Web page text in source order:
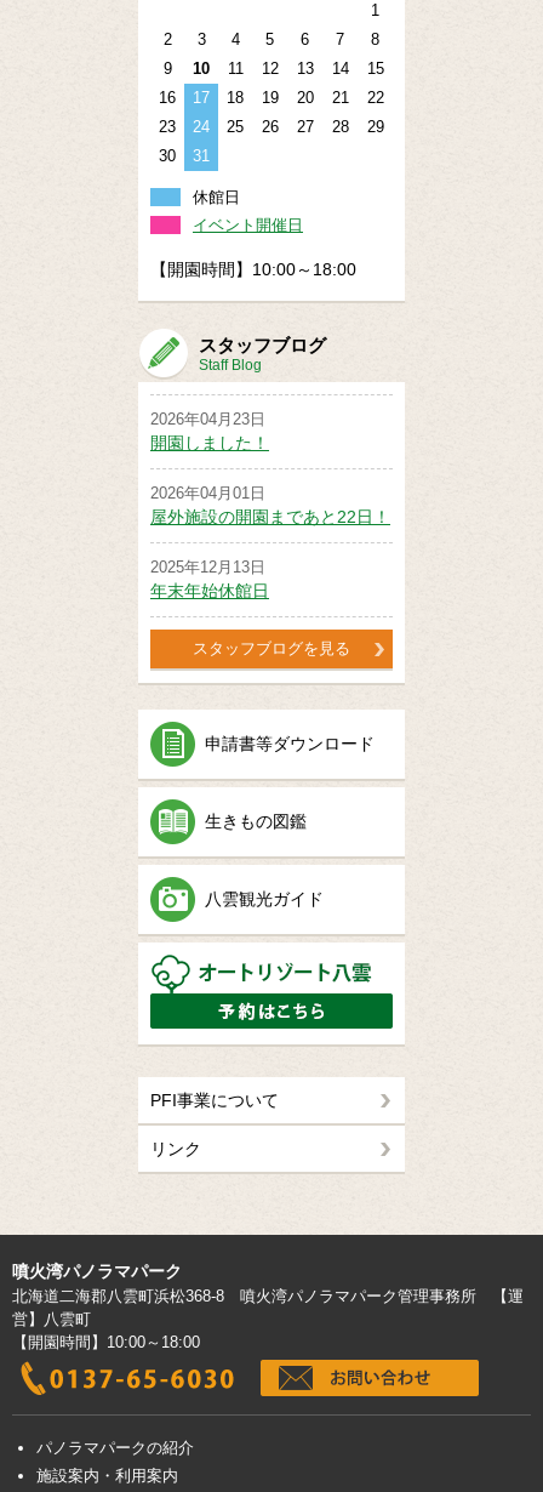
1
2
3 4 5 6 7
8
9
10 11 12 13 14
15
16
17 18 19 20 21
22
23
24 25 26 27 28
29
30
31
休館日
イベント開催日
【開園時間】10:00～18:00
スタッフブログ
Staff Blog
2026年04月23日
開園しました！
2026年04月01日
屋外施設の開園まであと22日！
2025年12月13日
年末年始休館日
スタッフブログを見る
申請書等ダウンロード
生きもの図鑑
八雲観光ガイド
PFI事業について
リンク
噴火湾パノラマパーク
北海道二海郡八雲町浜松368-8 噴火湾パノラマパーク管理事務所 【運
営】八雲町
【開園時間】10:00～18:00
パノラマパークの紹介
施設案内・利用案内